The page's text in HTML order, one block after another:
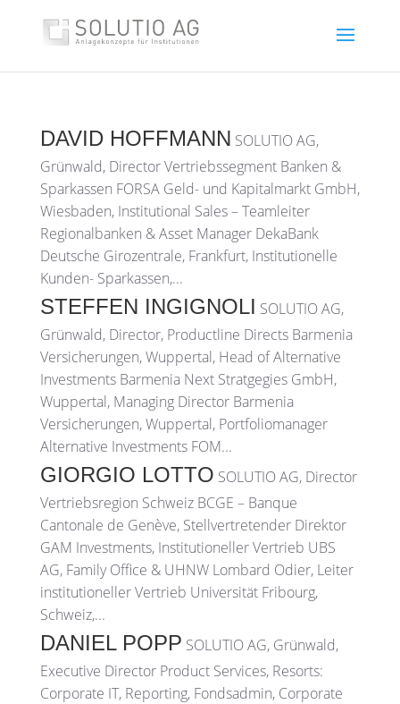
DAVID HOFFMANN SOLUTIO AG,
Grünwald, Director Vertriebssegment Banken &
Sparkassen FORSA Geld- und Kapitalmarkt GmbH,
Wiesbaden, Institutional Sales – Teamleiter
Regionalbanken & Asset Manager DekaBank
Deutsche Girozentrale, Frankfurt, Institutionelle
Kunden- Sparkassen,...
STEFFEN INGIGNOLI SOLUTIO AG,
Grünwald, Director, Productline Directs Barmenia
Versicherungen, Wuppertal, Head of Alternative
Investments Barmenia Next Stratgegies GmbH,
Wuppertal, Managing Director Barmenia
Versicherungen, Wuppertal, Portfoliomanager
Alternative Investments FOM...
GIORGIO LOTTO SOLUTIO AG, Director
Vertriebsregion Schweiz BCGE – Banque
Cantonale de Genève, Stellvertretender Direktor
GAM Investments, Institutioneller Vertrieb UBS
AG, Family Office & UHNW Lombard Odier, Leiter
institutioneller Vertrieb Universität Fribourg,
Schweiz,...
DANIEL POPP SOLUTIO AG, Grünwald,
Executive Director Product Services, Resorts:
Corporate IT, Reporting, Fondsadmin, Corporate